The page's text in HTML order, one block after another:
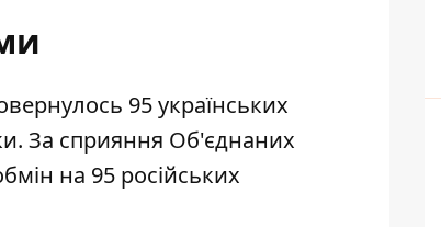
95 українських
За сприяння Об'єднаних
на 95 російських